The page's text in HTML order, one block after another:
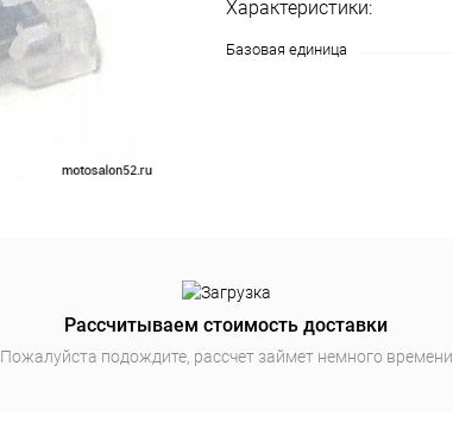
Характеристики:
Базовая единица
Рассчитываем стоимость доставки
Пожалуйста подождите, рассчет займет немного времени